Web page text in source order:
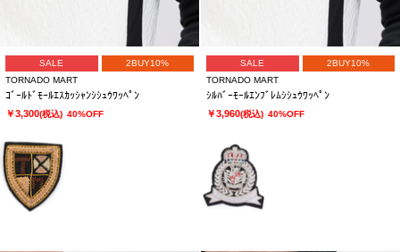
SALE
2BUY10%
TORNADO MART
ｺﾞｰﾙﾄﾞﾓｰﾙｴｽｶｯｼｬﾝｼｼｭｳﾜｯﾍﾟﾝ
￥3,300(税込) 40%OFF
SALE
2BUY10%
TORNADO MART
ｼﾙﾊﾞｰﾓｰﾙｴﾝﾌﾞﾚﾑｼｼｭｳﾜｯﾍﾟﾝ
￥3,960(税込) 40%OFF